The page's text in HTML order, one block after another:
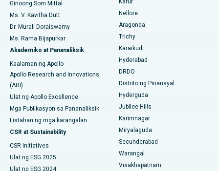
Maghanap ng Pangkalahatang Siruhano
Pinakamahusay na Ospital sa Bannerghatta Road, Bangalore
Pinakamahusay na Ospital sa Unit-15, Bhubaneswar
Pinakamahusay na Ospital sa Seepat Road, Bilaspur
Pinakamahusay na Ospital sa Ellisbridge, Ahmedabad
Pinakamahusay na Ospital sa New Delhi
Pinakamahusay na Ospital sa DRDO, Hyderabad
Pinakamahusay na Ospital sa GS Road, Guwahati
Pinakamahusay na Ospital sa Hyderguda, Hyderabad
Ovarian Cystectomy
Brachytherapy
Colonoscopy
Polypectomy
Deep Brain Stimulation
Peritoneyal Dialysis
Parathyroidectomy
Ginoong Som Mittal
Ms. V. Kavitha Dutt
Dr. Murali Doraiswamy
Ms. Rama Bijapurkar
Akademiko at Pananaliksik
Kaalaman ng Apollo
Apollo Research and Innovations
(ARI)
Ulat ng Apollo Excellence
Mga Publikasyon sa Pananaliksik
Listahan ng mga karangalan
CSR at Sustainability
CSR Initiatives
Ulat ng ESG 2025
Ulat ng ESG 2024
Karur
Nellore
Aragonda
Trichy
Karaikudi
Hyderabad
DRDO
Distrito ng Pinansyal
Hyderguda
Jubilee Hills
Karimnagar
Miryalaguda
Secunderabad
Warangal
Visakhapatnam